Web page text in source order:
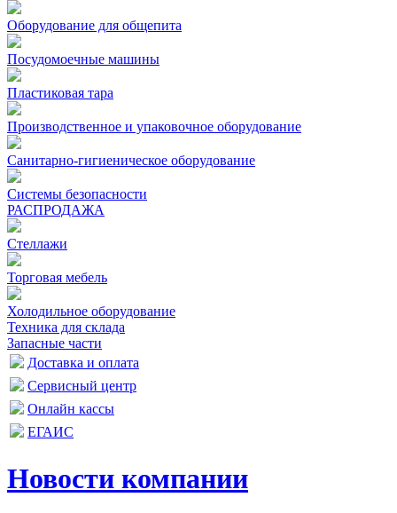
Оборудование для общепита
Посудомоечные машины
Пластиковая тара
Производственное и упаковочное оборудование
Санитарно-гигиеническое оборудование
Системы безопасности
РАСПРОДАЖА
Стеллажи
Торговая мебель
Холодильное оборудование
Техника для склада
Запасные части
Доставка и оплата
Сервисный центр
Онлайн кассы
ЕГАИС
Новости компании